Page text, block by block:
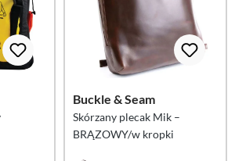
Buckle & Seam
Skórzany plecak Mik –
BRĄZOWY/w kropki